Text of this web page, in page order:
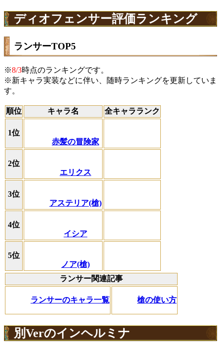
ディオフェンサー評価ランキング
ランサーTOP5
※8/3時点のランキングです。
※新キャラ実装などに伴い、随時ランキングを更新していま
す。
順位 キャラ名 全キャラランク
1位
赤髪の冒険家
2位
エリクス
3位
アステリア(槍)
4位
イシア
5位
ノア(槍)
ランサー関連記事
ランサーのキャラ一覧 槍の使い方
別Verのインヘルミナ